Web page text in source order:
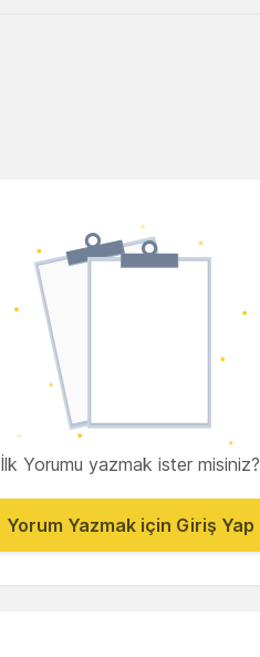
İlk Yorumu yazmak ister misiniz?
Yorum Yazmak için Giriş Yap